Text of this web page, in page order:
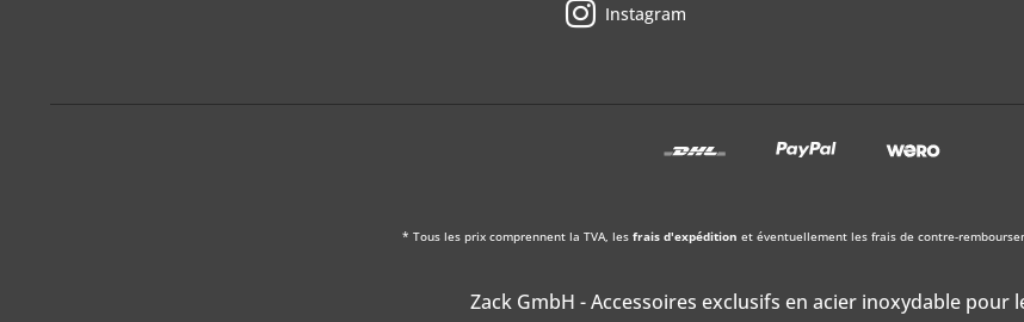
Instagram
* Tous les prix comprennent la TVA, les frais d'expédition et éventuellement les frais de contre-
Zack GmbH - Accessoires exclusifs en acier inoxydable pour